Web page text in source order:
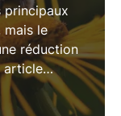
principaux
mais le
réduction
article
affecter
montagnes.